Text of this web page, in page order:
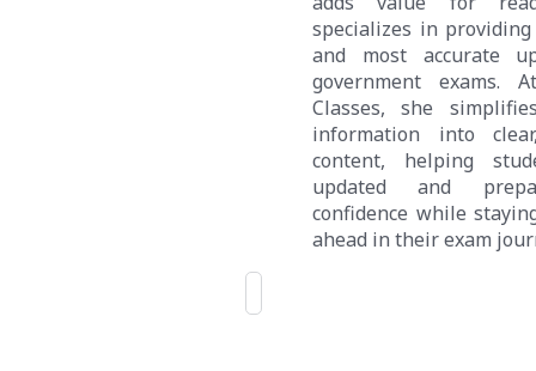
specializes in
and most accurate
government exams.
Classes, she
information into
content, helping
updated and
confidence while
ahead in their exam